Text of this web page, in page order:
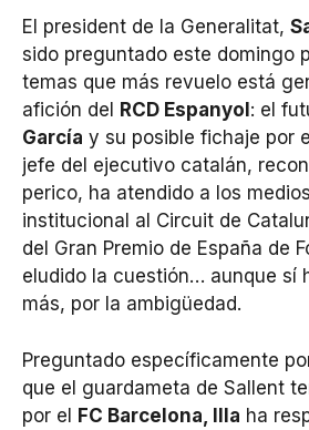
El president de la Generalitat,
sido preguntado este domingo
temas que más revuelo está
afición del
RCD Espanyol : el
García y su posible fichaje por el
jefe del ejecutivo catalán,
perico, ha atendido a los
institucional al Circuit de
del Gran Premio de España de
eludido la cuestión… aunque sí
más, por la ambigüedad.
Preguntado específicamente
que el guardameta de Sallent
por el FC Barcelona, Illa ha